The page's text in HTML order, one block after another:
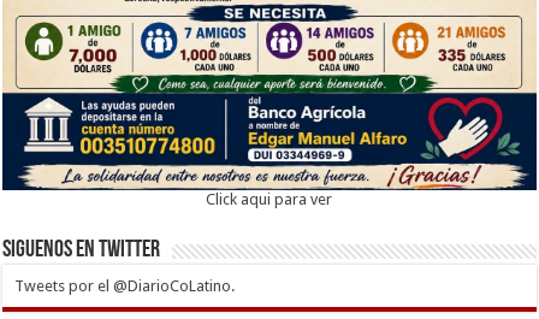
Click aqui para ver
Siguenos en twitter
Tweets por el @DiarioCoLatino.